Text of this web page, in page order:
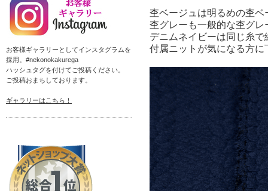
杢ベージュは明るめの杢
杢グレーも一般的な杢グ
デニムネイビーは同じ糸
付属ニットが気になる方
お客様ギャラリーとしてインスタグラムを
採用。#nekonokakurega
ハッシュタグを付けてご投稿ください。
ご投稿おまちしております。
ギャラリーはこちら！